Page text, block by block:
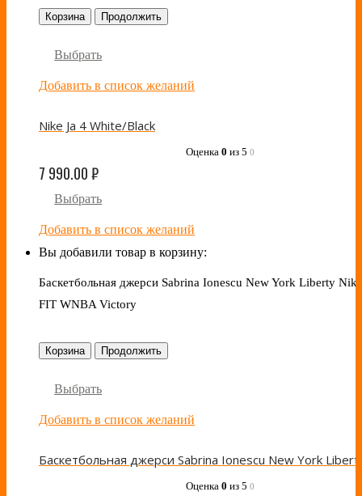
Корзина Продолжить
Выбрать
Добавить в список желаний
Nike Ja 4 White/Black
Оценка 0 из 5 0
7 990.00₽
Выбрать
Добавить в список желаний
Вы добавили товар в корзину:
Баскетбольная джерси Sabrina Ionescu New York Liberty
FIT WNBA Victory
Корзина Продолжить
Выбрать
Добавить в список желаний
Оценка 0 из 5 0